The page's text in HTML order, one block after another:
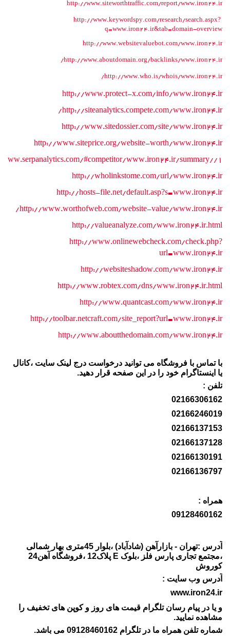
http://www.siteworthtraffic.com/report/www.iron24.ir
http://www.keywordspy.com/research/search.aspx?
q=www.iron24.ir&tab=domain-overview
http://www.websitevaluebot.com/www.iron24.ir
http://www.aboutdomain.org/backlinks/www.iron24.ir/
http://www.who.is/whois/www.iron24.ir/
http://www.protect-x.com/info/www.iron24.ir
http://siteanalytics.compete.com/www.iron24.ir/
http://www.sitedossier.com/site/www.iron24.ir
http://www.siteprice.org/website-worth/www.iron24.ir
#competitor/www.iron24.ir/summary//1
http://wholinkstome.com/url/www.iron24.ir
http://hosts-file.net/default.asp?s=www.iron24.ir
http://www.worthofweb.com/website-value/www.iron24.ir/
http://valueanalyze.com/www.iron24.ir.html
http://www.onlinewebcheck.com/check.php?
url=www.iron24.ir
http://websiteshadow.com/www.iron24.ir
http://www.robtex.com/dns/www.iron24.ir.html
http://www.quantcast.com/www.iron24.ir
http://toolbar.netcraft.com/site_report?url=www.iron24.ir
http://www.aboutthedomain.com/www.iron24.ir
با تماس با فروشگاه می توانید درخواست درج لینک سایت ،کانال
یا اینستاگرام خود را در این صفحه قرار دهید.
تلفن :
02166306162
02166246019
02166137153
02166137128
02166130191
02166136797
همراه :
09128460162
آدرس :تهران - بازارآهن (شادآباد) ،بلوار 45متری بهار شمالی
،مجتمع تجاری پارس فلز ،بلوک E پلاک12 ،فروشگاه آهن24
کوروش
آدرس وب سایت :
www.iron24.ir
و یا در پیام رسان تلگرام قیمت های روز و کوپن های تخفیف را
مشاهده نمایید.
شماره تلفن همراه ما در تلگرام 09128460162 می باشد.